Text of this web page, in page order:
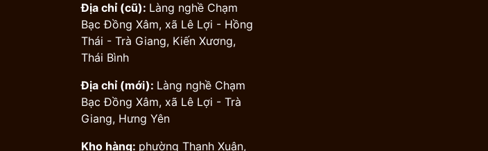
Địa chỉ (cũ): Làng nghề Chạm
Bạc Đồng Xâm, xã Lê Lợi - Hồng
Thái - Trà Giang, Kiến Xương,
Thái Bình
Địa chỉ (mới): Làng nghề Chạm
Bạc Đồng Xâm, xã Lê Lợi - Trà
Giang, Hưng Yên
Kho hàng: phường Thanh Xuân,